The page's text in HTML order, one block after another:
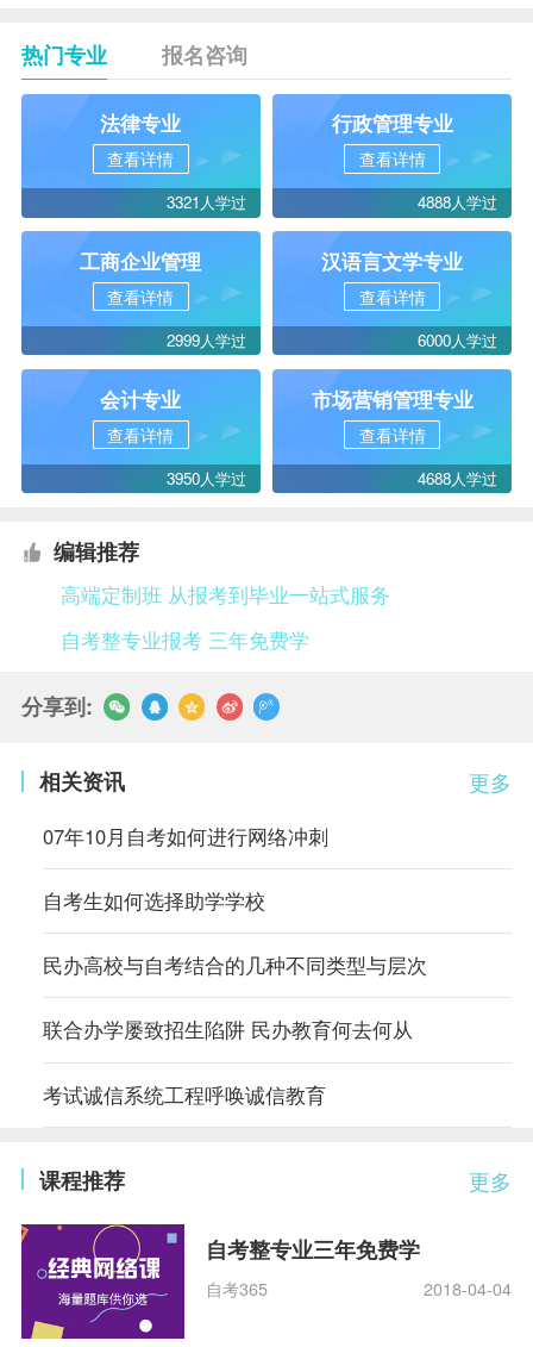
热门专业 报名咨询
法律专业
查看详情
3321人学过
行政管理专业
查看详情
4888人学过
工商企业管理
查看详情
2999人学过
汉语言文学专业
查看详情
6000人学过
会计专业
查看详情
3950人学过
市场营销管理专业
查看详情
4688人学过
编辑推荐
高端定制班 从报考到毕业一站式服务
自考整专业报考 三年免费学
分享到:
更多
相关资讯
07年10月自考如何进行网络冲刺
自考生如何选择助学学校
民办高校与自考结合的几种不同类型与层次
联合办学屡致招生陷阱 民办教育何去何从
考试诚信系统工程呼唤诚信教育
更多
课程推荐
自考整专业三年免费学
自考365 2018-04-04